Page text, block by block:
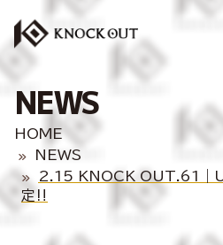
NEWS
HOME
NEWS
2.15 KNOCK OUT.61｜
定‼